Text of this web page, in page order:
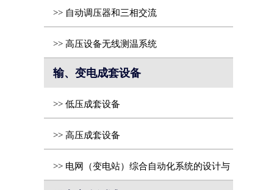
>> 自动调压器和三相交流
>> 高压设备无线测温系统
输、变电成套设备
>> 低压成套设备
>> 高压成套设备
>> 电网（变电站）综合自动化系统的设计与